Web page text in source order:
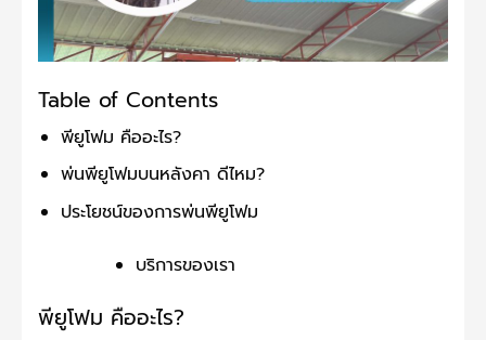
Table of Contents
พียูโฟม คืออะไร?
พ่นพียูโฟมบนหลังคา ดีไหม?
ประโยชน์ของการพ่นพียูโฟม
บริการของเรา
พียูโฟม คืออะไร?